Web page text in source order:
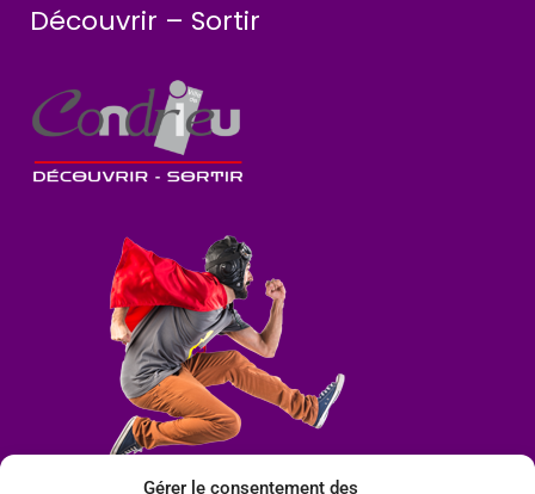
Gérer le consentement des
Découvrir – Sortir